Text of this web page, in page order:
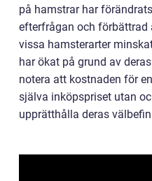
på hamstrar har
efterfrågan och förbättrad
vissa hamsterarter
har ökat på grund av
notera att kostnaden för
själva inköpspriset utan
upprätthålla deras